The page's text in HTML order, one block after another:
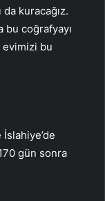
kuracağız.
bu coğrafyayı
evimizi bu
gün sonra